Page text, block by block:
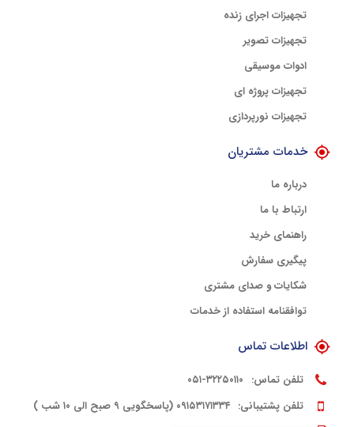
تجهیزات اجرای زنده
تجهیزات تصویر
ادوات موسیقی
تجهیزات پروژه ای
تجهیزات نورپردازی
خدمات مشتریان
درباره ما
ارتباط با ما
راهنمای خرید
پیگیری سفارش
شکایات و صدای مشتری
توافقنامه استفاده از خدمات
اطلاعات تماس
تلفن تماس: ۳۲۲۵۰۱۱۰-۰۵۱
تلفن پشتیبانی: ۰۹۱۵۳۱۷۱۳۳۴ (پاسخگویی ۹ صبح الی ۱۰ شب )